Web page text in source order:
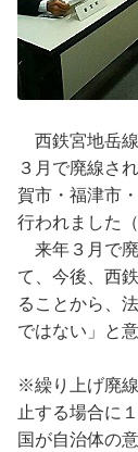
西鉄宮地岳
３月で廃線さ
賀市・福津市
行われました
来年３月で廃
て、今後、西
ることから、
ではない」と
※繰り上げ廃
止する場合に
国が自治体の